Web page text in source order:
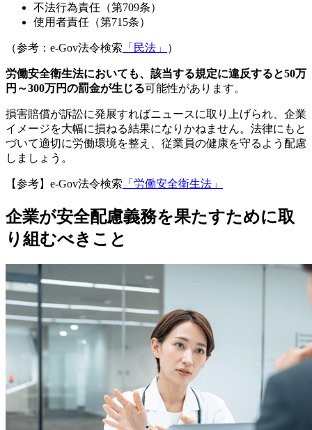
不法行為責任（第709条）
使用者責任（第715条）
（参考：e-Gov法令検索 「民法」 ）
労働安全衛生法においても、該当する規定に違反すると50万
円～300万円の罰金が生じる可能性があります。
損害賠償が訴訟に発展すればニュースに取り上げられ、企業
イメージを大幅に損ねる結果になりかねません。法律にもと
づいて適切に労働環境を整え、従業員の健康を守るよう配慮
しましょう。
【参考】e-Gov法令検索 「労働安全衛生法」
企業が安全配慮義務を果たすために取
り組むべきこと